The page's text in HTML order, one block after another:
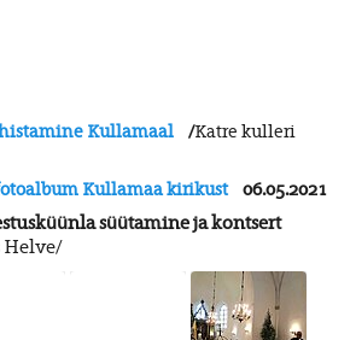
Kullamaal /Katre kulleri
Kullamaa kirikust06.05.2021
süütamine ja kontsert
Helve/